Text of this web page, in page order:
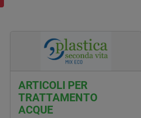
ARTICOLI PER
TRATTAMENTO
ACQUE